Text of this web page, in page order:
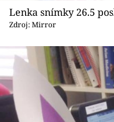
Lenka snímky 26.5
Zdroj: Mirror